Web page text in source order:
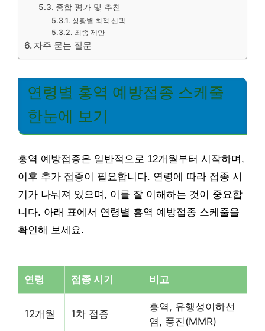
종합 평가 및 추천
상황별 최적 선택
최종 제안
자주 묻는 질문
연령별 홍역 예방접종 스케줄
한눈에 보기
홍역 예방접종은 일반적으로 12개월부터 시작하며,
이후 추가 접종이 필요합니다. 연령에 따라 접종 시
기가 나눠져 있으며, 이를 잘 이해하는 것이 중요합
니다. 아래 표에서 연령별 홍역 예방접종 스케줄을
확인해 보세요.
연령 접종 시기 비고
12개월 1차 접종
홍역, 유행성이하선
염, 풍진(MMR)